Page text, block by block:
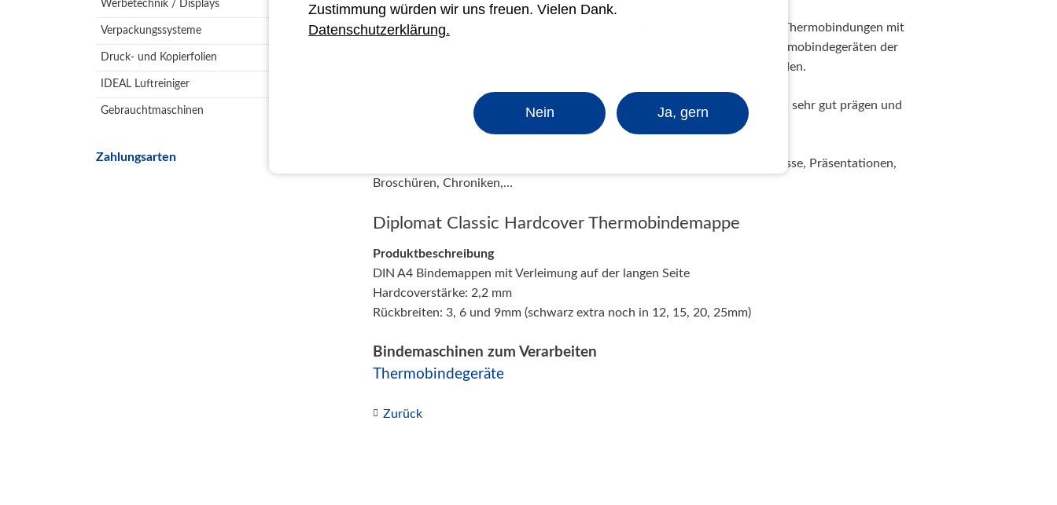
Diese Thermobindemappen eignen sich für die Herstellung von Hardcover Thermobindungen mit
. Sie lassen sich sehr gut mit Thermobindegeräten der
Hersteller OPUS, UniBind, GBC, Fellowes, LMG,... u.a. verarbeiten und binden.
Natürlich lassen sich diese Bindemappen auch mit unseren Prägemaschinen
sehr gut prägen und
Perfekt für Anwendungen wie z.B. Masterarbeiten, Diplomarbeiten, Zeugnisse, Präsentationen,
Broschüren, Chroniken,…
Diplomat Classic Hardcover Thermobindemappe
Produktbeschreibung
DIN A4 Bindemappen mit Verleimung auf der langen Seite
Hardcoverstärke: 2,2 mm
Rückbreiten: 3, 6 und 9mm (schwarz extra noch in 12, 15, 20, 25mm)
Bindemaschinen zum Verarbeiten
Thermobindegeräte
Zurück
Werbetechnik / Displays
Verpackungssysteme
Druck- und Kopierfolien
IDEAL Luftreiniger
Gebrauchtmaschinen
Zahlungsarten
Zustimmung würden wir uns freuen. Vielen Dank.
Datenschutzerklärung.
Nein Ja, gern